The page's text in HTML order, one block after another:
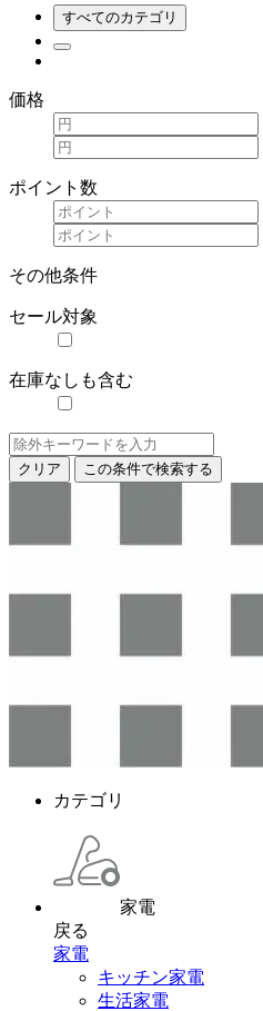
すべてのカテゴリ
価格
ポイント数
その他条件
セール対象
在庫なしも含む
クリア この条件で検索する
カテゴリ
家電
戻る
家電
キッチン家電
生活家電